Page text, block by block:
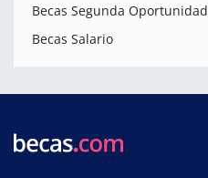
Becas Segunda Oportunidad
Becas Salario